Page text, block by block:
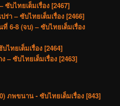
ซับไทยเต็มเรื่อง [2467]
ร่า – ซับไทยเต็มเรื่อง [2466]
6-8 (จบ) – ซับไทยเต็มเรื่อง
ไทยเต็มเรื่อง [2464]
– ซับไทยเต็มเรื่อง [2463]
ภพขนาน - ซับไทยเต็มเรื่อง [843]